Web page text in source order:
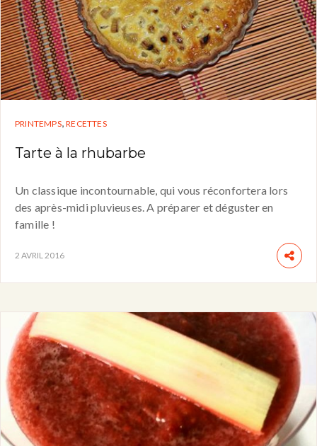
PRINTEMPS,RECETTES
Tarte à la rhubarbe
Un classique incontournable, qui vous réconfortera lors
des après-midi pluvieuses. A préparer et déguster en
famille !
2 AVRIL 2016